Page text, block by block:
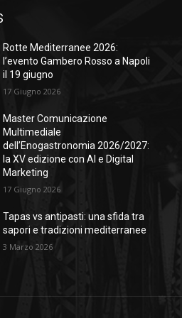
Rotte Mediterranee 2026:
l’evento Gambero Rosso a Napoli
il 19 giugno
17 Giugno 2026
Master Comunicazione
Multimediale
dell’Enogastronomia 2026/2027:
la XV edizione con AI e Digital
Marketing
17 Giugno 2026
Tapas vs antipasti: una sfida tra
sapori e tradizioni mediterranee
3 Marzo 2026